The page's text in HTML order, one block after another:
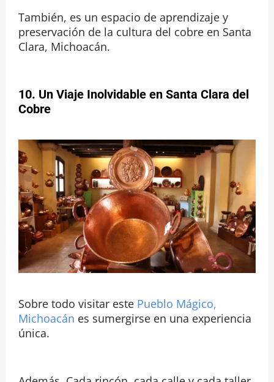
También, es un espacio de aprendizaje y
preservación de la cultura del cobre en Santa
Clara, Michoacán.
10. Un Viaje Inolvidable en Santa Clara del
Cobre
Sobre todo visitar este Pueblo Mágico,
Michoacán es sumergirse en una experiencia
única.